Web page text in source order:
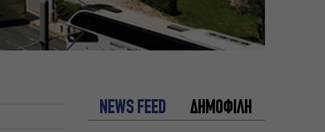
NEWS FEED ΔΗΜΟΦΙΛΗ